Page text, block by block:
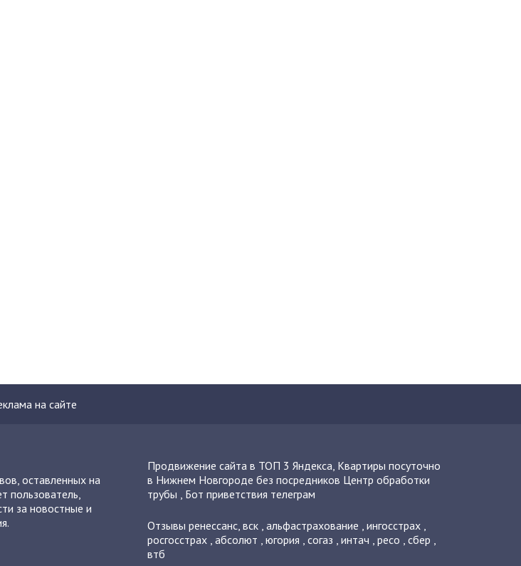
на сайте
оставленных на
пользователь,
за новостные и
Продвижение сайта в ТОП 3 Яндекса, Квартиры посуточно
в Нижнем Новгороде без посредников Центр обработки
трубы , Бот приветствия телеграм
Отзывы ренессанс, вск, альфастрахование , ингосстрах,
росгосстрах, абсолют , югория , согаз , интач , ресо , сбер ,
втб